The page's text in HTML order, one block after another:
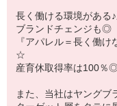
長く働ける環境がある
ブランドチェンジも◎
『アパレル＝長く働
☆
産育休取得率は100％
また、当社はヤングブ